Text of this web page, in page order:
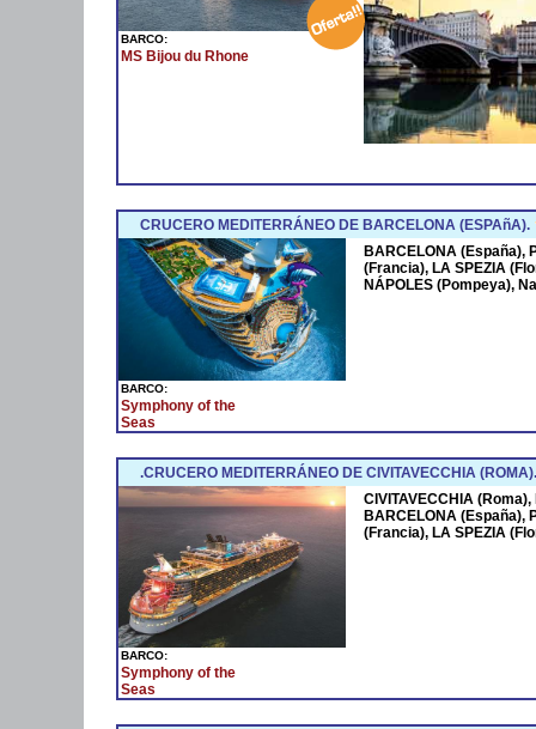
BARCO:
MS Bijou du Rhone
CRUCERO MEDITERRÁNEO DE BARCELONA (ESPAñA).
BARCO:
Symphony of the
Seas
BARCELONA (España),
(Francia), LA SPEZIA
NÁPOLES (Pompeya),
.CRUCERO MEDITERRÁNEO DE CIVITAVECCHIA (ROMA).
BARCO:
Symphony of the
Seas
CIVITAVECCHIA
BARCELONA (España),
(Francia), LA SPEZIA